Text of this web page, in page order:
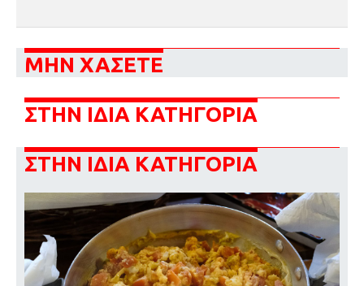
ΜΗΝ ΧΑΣΕΤΕ
ΣΤΗΝ ΙΔΙΑ ΚΑΤΗΓΟΡΙΑ
ΣΤΗΝ ΙΔΙΑ ΚΑΤΗΓΟΡΙΑ